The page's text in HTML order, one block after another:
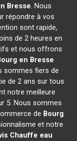
Bresse. Nous
répondre à vos
sont rapide,
de 2 heures en
et nous offrons
en Bresse
sommes fiers de
de 2 ans sur tous
notre meilleure
5. Nous sommes
de Bourg
et notre
Chauffe eau